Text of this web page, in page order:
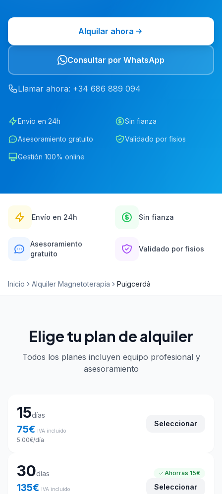
Alquilar ahora
Consultar por WhatsApp
Llamar ahora: +34 686 889 094
Envío en 24h Sin fianza
Asesoramiento gratuito Validado por fisios
Gestión 100% online
Envío en 24h Sin fianza
Asesoramiento
gratuito
Validado por fisios
Inicio Alquiler Magnetoterapia Puigcerdà
Elige tu plan de alquiler
Todos los planes incluyen equipo profesional y
asesoramiento
15días
75€ IVA incluido
5.00€/día
Seleccionar
30días
135€ IVA incluido
Ahorras 15€
Seleccionar